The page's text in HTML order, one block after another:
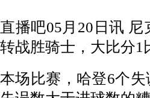
直播吧05月20日讯
转战胜骑士，大比分1
本场比赛，哈登6个